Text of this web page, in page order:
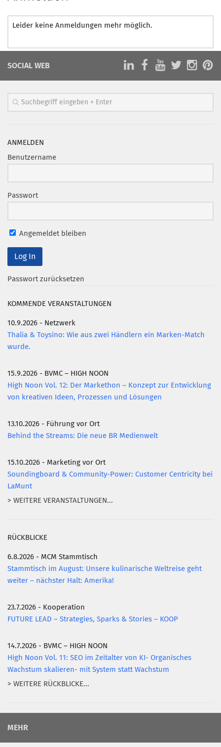
Leider keine Anmeldungen mehr möglich.
SOCIAL WEB
ANMELDEN
Benutzername
Passwort
Angemeldet bleiben
Passwort zurücksetzen
KOMMENDE VERANSTALTUNGEN
10.9.2026 - Netzwerk
Thalia & Toysino: Wie aus zwei Händlern ein Marken-Match
wurde.
15.9.2026 - BVMC – HIGH NOON
High Noon Vol. 12: Der Markethon – Konzept zur Entwicklung
von kreativen Ideen, Prozessen und Lösungen
13.10.2026 - Führung vor Ort
Behind the Streams: Die neue BR Medienwelt
15.10.2026 - Marketing vor Ort
Soundingboard & Community-Power: Customer Centricity bei
LaMunt
> WEITERE VERANSTALTUNGEN...
RÜCKBLICKE
6.8.2026 - MCM Stammtisch
Stammtisch im August: Unsere kulinarische Weltreise geht
weiter – nächster Halt: Amerika!
23.7.2026 - Kooperation
FUTURE LEAD – Strategies, Sparks & Stories – KOOP
14.7.2026 - BVMC – HIGH NOON
High Noon Vol. 11: SEO im Zeitalter von KI- Organisches
Wachstum skalieren- mit System statt Wachstum
> WEITERE RÜCKBLICKE...
MEHR